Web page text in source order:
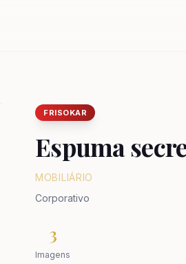
FRISOKAR
Espuma
MOBILIÁRIO
Corporativo
3
Imagens